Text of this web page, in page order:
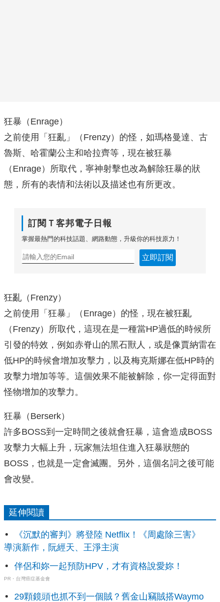
狂暴（Enrage）
之前使用「狂亂」（Frenzy）的怪，如瑪格曼達、古
魯斯、哈霍蘭公主和哈拉齊等，現在被狂暴
（Enrage）所取代，寧神射擊也改為解除狂暴的狀
態，所有的表情和法術以及描述也有所更改。
訂閱Ｔ客邦電子日報
掌握最熱門的科技話題、網路動態，升級你的科技原力！
立即訂閱
狂亂（Frenzy）
之前使用「狂暴」（Enrage）的怪，現在被狂亂
（Frenzy）所取代，這現在是一種當HP過低的時候所
引發的特效，例如赤脊山的黑石獸人，或是像賈納雷在
低HP的時候會增加攻擊力，以及梅克斯娜在低HP時的
攻擊力增加等等。這個效果不能被解除，你一定得面對
怪物增加的攻擊力。
狂暴（Berserk）
許多BOSS到一定時間之後就會狂暴，這會造成BOSS
攻擊力大幅上升，玩家無法坦住進入狂暴狀態的
BOSS，也就是一定會滅團。另外，這個名詞之後可能
會改變。
延伸閱讀
《沉默的審判》將登陸 Netflix！《周處除三害》
導演新作，阮經天、王淨主演
伴侶和妳一起預防HPV，才有資格說愛妳！
PR・台灣癌症基金會
29顆鏡頭也抓不到一個賊？舊金山竊賊搭Waymo